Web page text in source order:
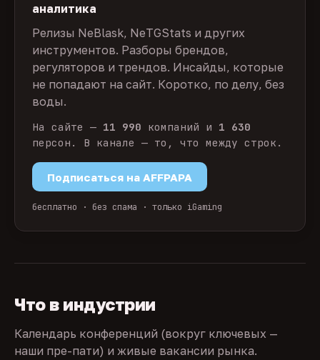
аналитика
Релизы NeBlask, NeTGStats и других
инструментов. Разборы брендов,
регуляторов и трендов. Инсайды, которые
не попадают на сайт. Коротко, по делу, без
воды.
На сайте — 11 990 компаний и 1 630
персон. В канале — то, что между строк.
Подписаться на AFFPAPA
бесплатно · без спама · только iGaming
Что в индустрии
Календарь конференций (вокруг ключевых —
наши пре-пати) и живые вакансии рынка.